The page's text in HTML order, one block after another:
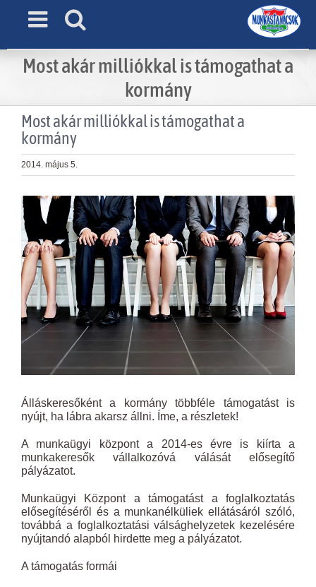
Most akár milliókkal is támogathat a
kormány
Most akár milliókkal is támogathat a
kormány
2014. május 5.
View
Larger
Image
Álláskeresőként a kormány többféle támogatást is
nyújt, ha lábra akarsz állni. Íme, a részletek!
A munkaügyi központ a 2014-es évre is kiírta a
munkakeresők vállalkozóvá válását elősegítő
pályázatot.
Munkaügyi Központ a támogatást a foglalkoztatás
elősegítéséről és a munkanélküliek ellátásáról szóló,
továbbá a foglalkoztatási válsághelyzetek kezelésére
nyújtandó alapból hirdette meg a pályázatot.
A támogatás formái